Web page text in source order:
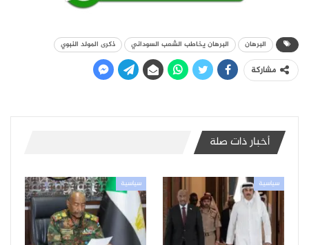
البرهان البرهان يخاطب الشعب السوداني ذكرى المولد النبوي
مشاركة
أخبار ذات صلة
سياسية سياسية